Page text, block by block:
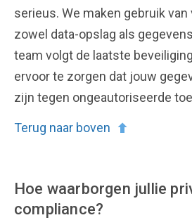
serieus. We maken gebruik
zowel data-opslag als
team volgt de laatste
ervoor te zorgen dat jouw
zijn tegen ongeautoriseerde
Terug naar boven
Hoe waarborgen jullie
compliance?